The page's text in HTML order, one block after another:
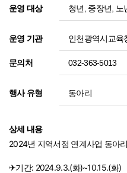
운영 대상 청년, 중장년, 노
운영 기관 인천광역시교육
문의처 032-363-5013
행사 유형 동아리
상세 내용
2024년 지역서점 연계사업 동아
✈기간: 2024.9.3.(화)~10.15.(화)